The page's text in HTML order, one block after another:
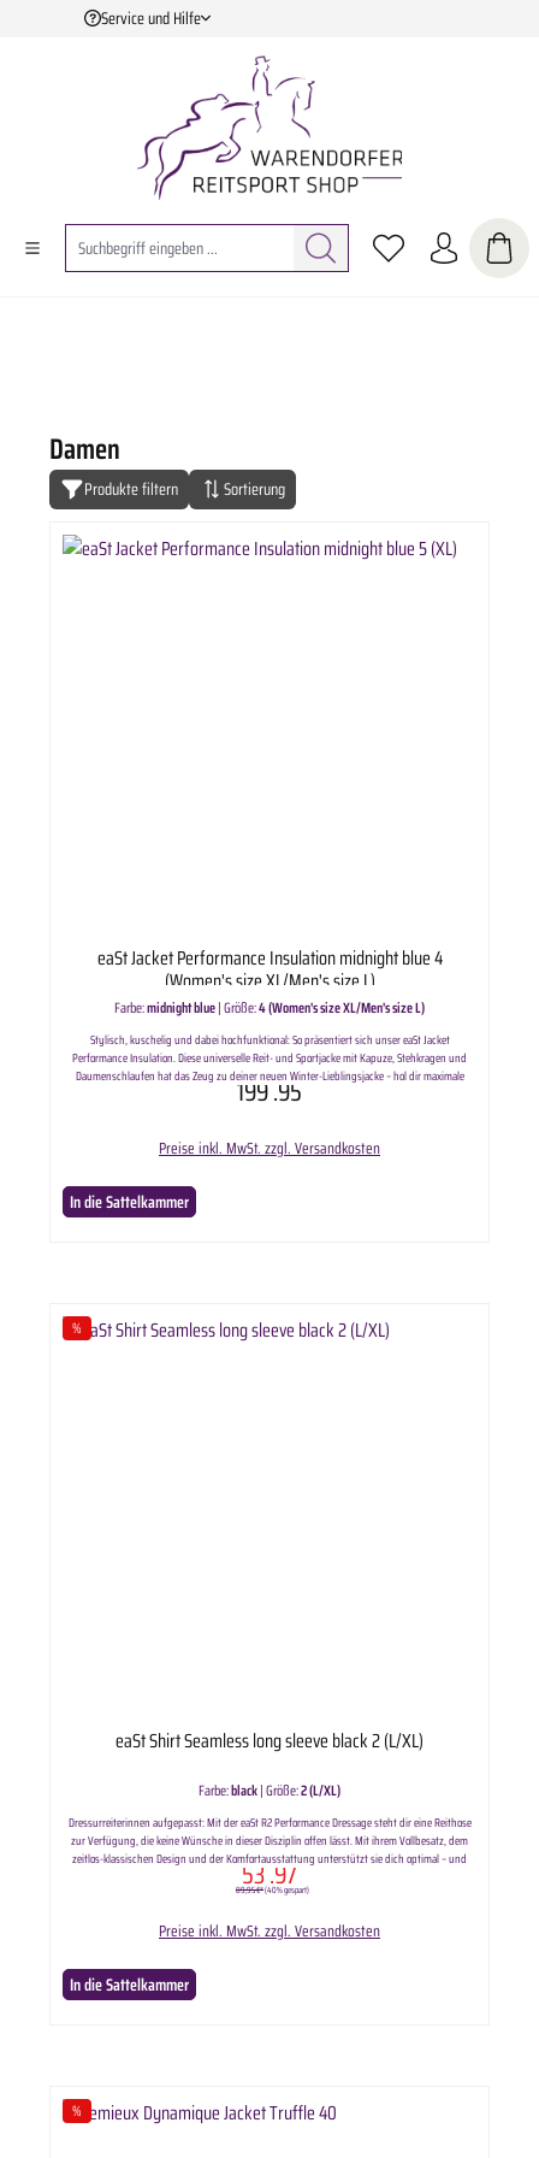
Zum Hauptinhalt springen
Service und Hilfe
Damen
Produkte filtern Sortierung
eaSt Jacket Performance Insulation midnight blue 4
(Women's size XL/Men's size L)
Farbe:midnight blue|Größe:4 (Women's size XL/Men's size L)
Stylisch, kuschelig und dabei hochfunktional: So präsentiert sich unser eaSt Jacket
Performance Insulation. Diese universelle Reit- und Sportjacke mit Kapuze, Stehkragen und
Daumenschlaufen hat das Zeug zu deiner neuen Winter-Lieblingsjacke – hol dir maximale
Funktion im tollen Design für die kalte Jahreszeit!
199.95
Preise inkl. MwSt. zzgl. Versandkosten
In die Sattelkammer
Rabatt
%
eaSt Shirt Seamless long sleeve black 2 (L/XL)
Farbe:black|Größe:2 (L/XL)
Dressurreiterinnen aufgepasst: Mit der eaSt R2 Performance Dressage steht dir eine Reithose
zur Verfügung, die keine Wünsche in dieser Disziplin offen lässt. Mit ihrem Vollbesatz, dem
zeitlos-klassischen Design und der Komfortausstattung unterstützt sie dich optimal – und
lässt sich perfekt kombinieren.
53.97
89,95 €*(40% gespart)
Preise inkl. MwSt. zzgl. Versandkosten
In die Sattelkammer
Rabatt
%